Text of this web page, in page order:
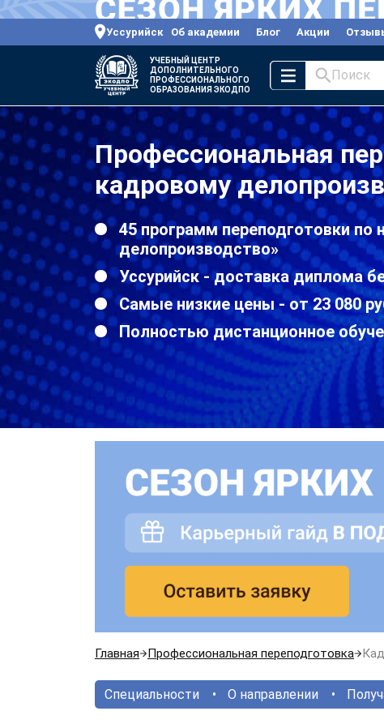
Уссурийск Об академии Блог Акции
УЧЕБНЫЙ ЦЕНТР
ДОПОЛНИТЕЛЬНОГО
ПРОФЕССИОНАЛЬНОГО
ОБРАЗОВАНИЯ ЭКОДПО
Поиск
Профессиональная
кадровому
45 программ переподготовки по
делопроизводство»
Уссурийск - доставка диплома
Самые низкие цены - от 23 080
Полностью дистанционное
Главная Профессиональная переподготовка
Специальности О направлении